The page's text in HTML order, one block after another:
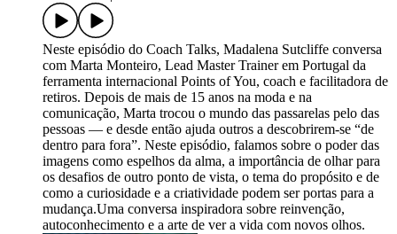
Neste episódio do Coach Talks, Madalena Sutcliffe conversa
com Marta Monteiro, Lead Master Trainer em Portugal da
ferramenta internacional Points of You, coach e facilitadora de
retiros. Depois de mais de 15 anos na moda e na
comunicação, Marta trocou o mundo das passarelas pelo das
pessoas — e desde então ajuda outros a descobrirem-se “de
dentro para fora”. Neste episódio, falamos sobre o poder das
imagens como espelhos da alma, a importância de olhar para
os desafios de outro ponto de vista, o tema do propósito e de
como a curiosidade e a criatividade podem ser portas para a
mudança.Uma conversa inspiradora sobre reinvenção,
autoconhecimento e a arte de ver a vida com novos olhos.